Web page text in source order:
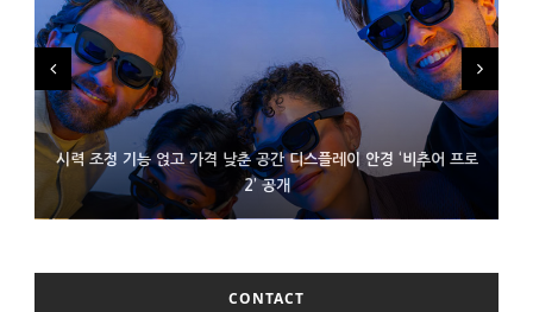
시력 조정 기능 얹고 가격 낮춘 공간 디스플레이 안경 ‘비추어 프로
2’ 공개
D램 부족에 10억달러어치 아이폰18 프로세서 패키징 대기 중
300~400달러 반지형 스피커 준비하는 오픈AI
CONTACT